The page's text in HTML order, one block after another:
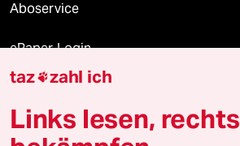
Aboservice
ePaper Login
Downloads für Abonnierende
taz zahl ich
Links lesen, rechts